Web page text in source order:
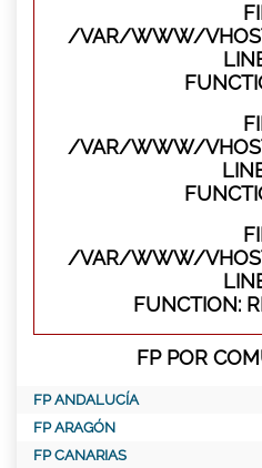
/VAR/WWW/
/VAR/WWW/
/VAR/WWW/
FUNCTION:
FP POR
FP ANDALUCÍA
FP ARAGÓN
FP CANARIAS